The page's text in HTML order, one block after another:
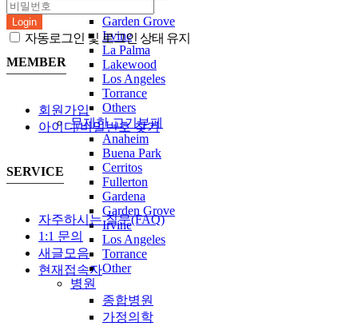
Garden Grove
Irvine
La Palma
Lakewood
Los Angeles
Torrance
Others
무제한 고기부페
Anaheim
Buena Park
Cerritos
Fullerton
Gardena
Garden Grove
Irvine
Los Angeles
Torrance
Other
병원
종합병원
가정의학
Login
자동로그인 및 로그인 상태 유지
MEMBER
회원가입
아이디/비밀번호 찾기
SERVICE
자주하시는 질문(FAQ)
1:1 문의
새글모음
현재접속자